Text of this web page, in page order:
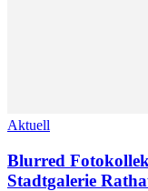
Aktuell
Blurred
Stadtgalerie